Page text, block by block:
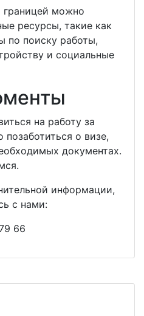
границей можно
ресурсы, такие как
по поиску работы,
и социальные
на работу за
о визе,
документах.
информации,
с нами:
66
друзей